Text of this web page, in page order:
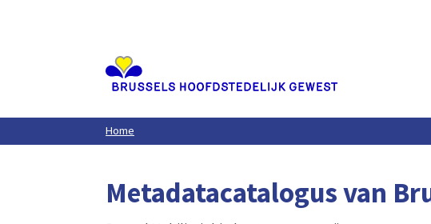
Home
Metadatacatalogus van